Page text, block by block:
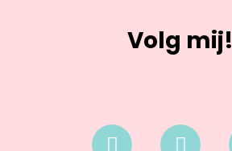
Volg mij!